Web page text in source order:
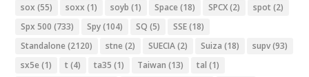
sox (55) soxx (1) soyb (1) Space (18) SPCX(2) spot (2)
Spx 500 (733) Spy(104) SQ (5) SSE(18)
Standalone (2120) stne (2) SUECIA(2) Suiza (18) supv(93)
sx5e (1) t (4) ta35 (1) Taiwan (13) tal (1)